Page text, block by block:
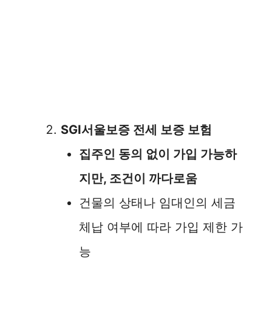
SGI서울보증 전세 보증 보험
집주인 동의 없이 가입 가능하
지만, 조건이 까다로움
건물의 상태나 임대인의 세금
체납 여부에 따라 가입 제한 가
능